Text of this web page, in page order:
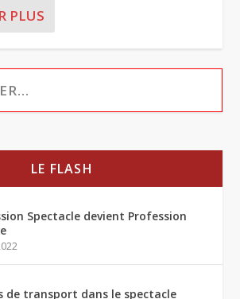
PLUS
LE FLASH
Spectacle devient Profession
de transport dans le spectacle